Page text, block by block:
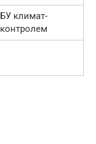
БУ климат-
контролем